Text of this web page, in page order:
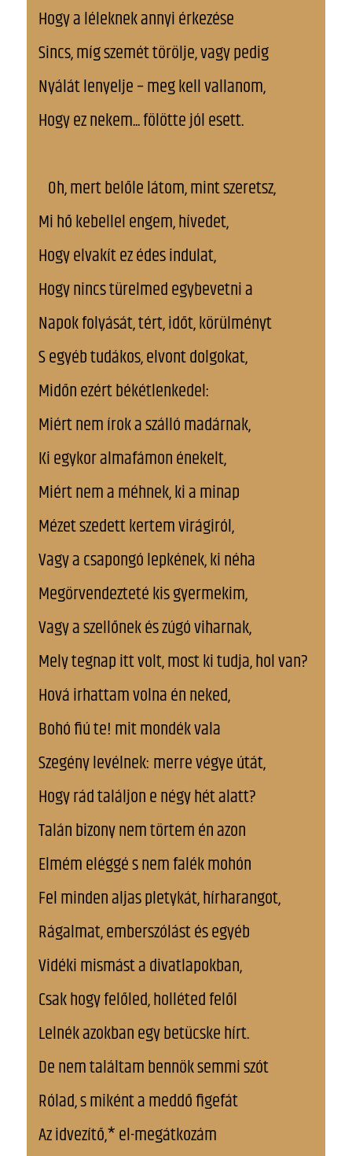
Hogy a léleknek annyi érkezése
Sincs, míg szemét törölje, vagy pedig
Nyálát lenyelje – meg kell vallanom,
Hogy ez nekem... fölötte jól esett.
Oh, mert belőle látom, mint szeretsz,
Mi hő kebellel engem, hívedet,
Hogy elvakít ez édes indulat,
Hogy nincs türelmed egybevetni a
Napok folyását, tért, időt, körülményt
S egyéb tudákos, elvont dolgokat,
Midőn ezért békétlenkedel:
Miért nem írok a szálló madárnak,
Ki egykor almafámon énekelt,
Miért nem a méhnek, ki a minap
Mézet szedett kertem virágiról,
Vagy a csapongó lepkének, ki néha
Megörvendezteté kis gyermekim,
Vagy a szellőnek és zúgó viharnak,
Mely tegnap itt volt, most ki tudja, hol van?
Hová irhattam volna én neked,
Bohó fiú te! mit mondék vala
Szegény levélnek: merre végye útát,
Hogy rád találjon e négy hét alatt?
Talán bizony nem törtem én azon
Elmém eléggé s nem falék mohón
Fel minden aljas pletykát, hírharangot,
Rágalmat, emberszólást és egyéb
Vidéki mismást a divatlapokban,
Csak hogy felőled, holléted felől
Lelnék azokban egy betücske hírt.
De nem találtam bennök semmi szót
Rólad, s miként a meddő figefát
Az idvezítő,* el-megátkozám